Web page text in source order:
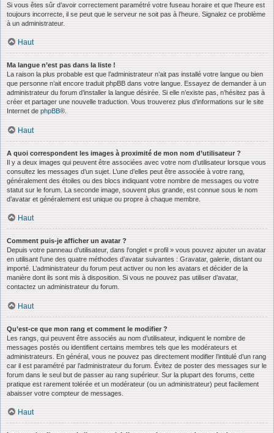
Si vous êtes sûr d’avoir correctement paramétré votre fuseau horaire et que l’heure est
toujours incorrecte, il se peut que le serveur ne soit pas à l’heure. Signalez ce problème
à un administrateur.
Haut
Ma langue n’est pas dans la liste !
La raison la plus probable est que l’administrateur n’ait pas installé votre langue ou bien
que personne n’ait encore traduit phpBB dans votre langue. Essayez de demander à un
administrateur du forum d’installer la langue désirée. Si elle n’existe pas, n’hésitez pas à
créer et partager une nouvelle traduction. Vous trouverez plus d’informations sur le site
Internet de phpBB®.
Haut
A quoi correspondent les images à proximité de mon nom d’utilisateur ?
Il y a deux images qui peuvent être associées avec votre nom d’utilisateur lorsque vous
consultez les messages d’un sujet. L’une d’elles peut être associée à votre rang,
généralement des étoiles ou des blocs indiquant votre nombre de messages ou votre
statut sur le forum. La seconde image, souvent plus grande, est connue sous le nom
d’avatar et généralement est unique ou propre à chaque membre.
Haut
Comment puis-je afficher un avatar ?
Depuis votre panneau d’utilisateur, dans l’onglet « profil » vous pouvez ajouter un avatar
en utilisant l’une des quatre méthodes d’avatar suivantes : Gravatar, galerie, distant ou
importé. L’administrateur du forum peut activer ou non les avatars et décider de la
manière dont ils sont mis à disposition. Si vous ne pouvez pas utiliser d’avatar,
contactez un administrateur du forum.
Haut
Qu’est-ce que mon rang et comment le modifier ?
Les rangs, qui peuvent être associés au nom d’utilisateur, indiquent le nombre de
messages postés ou identifient certains membres tels que les modérateurs et
administrateurs. En général, vous ne pouvez pas directement modifier l’intitulé d’un rang
car il est paramétré par l’administrateur du forum. Évitez de poster des messages sur le
forum dans le seul but de passer au rang supérieur. Sur la plupart des forums, cette
pratique est rarement tolérée et un modérateur (ou un administrateur) peut facilement
abaisser votre compteur de messages.
Haut